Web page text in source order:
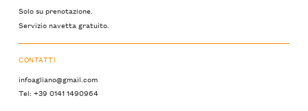
Solo su prenotazione.
Servizio navetta gratuito.
CONTATTI
infoagliano@gmail.com
Tel: +39 0141 1490964